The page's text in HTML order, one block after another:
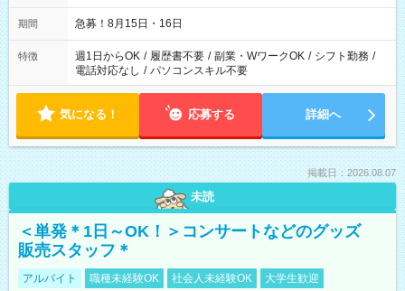
期間 急募！8月15日・16日
特徴 週1日からOK / 履歴書不要 / 副業・WワークOK / シフト勤務 /
電話対応なし / パソコンスキル不要
気になる！ 応募する 詳細へ
掲載日：2026.08.07
未読
＜単発＊1日～OK！＞コンサートなどのグッズ
販売スタッフ＊
アルバイト 職種未経験OK 社会人未経験OK
大学生歓迎